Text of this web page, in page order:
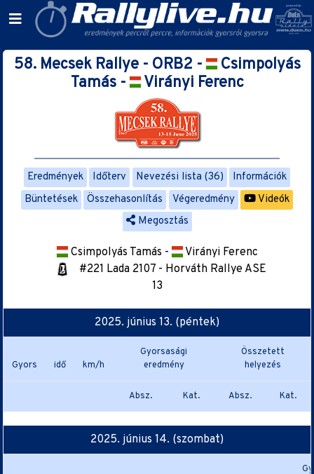
58. Mecsek Rallye - ORB2 -
Csimpolyás
Tamás -
Virányi Ferenc
Eredmények Időterv Nevezési lista (36)
Információk
Büntetések
Összehasonlítás Végeredmény
Videók
Megosztás
Csimpolyás Tamás -
Virányi Ferenc
#221 Lada 2107 - Horváth Rallye ASE
13
2025. június 13. (péntek)
Gyors idő km/h
Gyorsasági
eredmény
Összetett
helyezés
Absz. Kat. Absz. Kat.
2025. június 14. (szombat)